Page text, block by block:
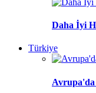
Daha İyi
Türkiye
Avrupa'da